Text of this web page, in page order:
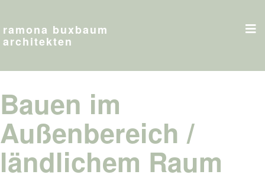
ramona buxbaum
architekten
Bauen im
Außenbereich /
ländlichem Raum